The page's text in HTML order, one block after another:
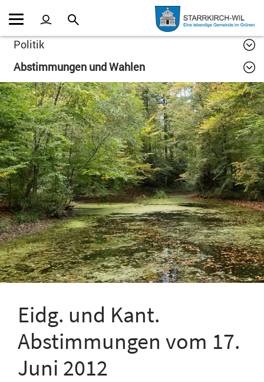
Kopfzeile
Inhalt
Politik
Abstimmungen und Wahlen
Eidg. und Kant.
Abstimmungen vom 17.
Juni 2012